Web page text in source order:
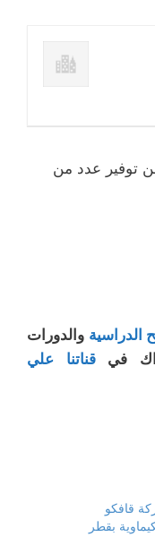
توفير عدد من
الدراسية والدورات
فيقناتنا علي
قافكو
بقطر